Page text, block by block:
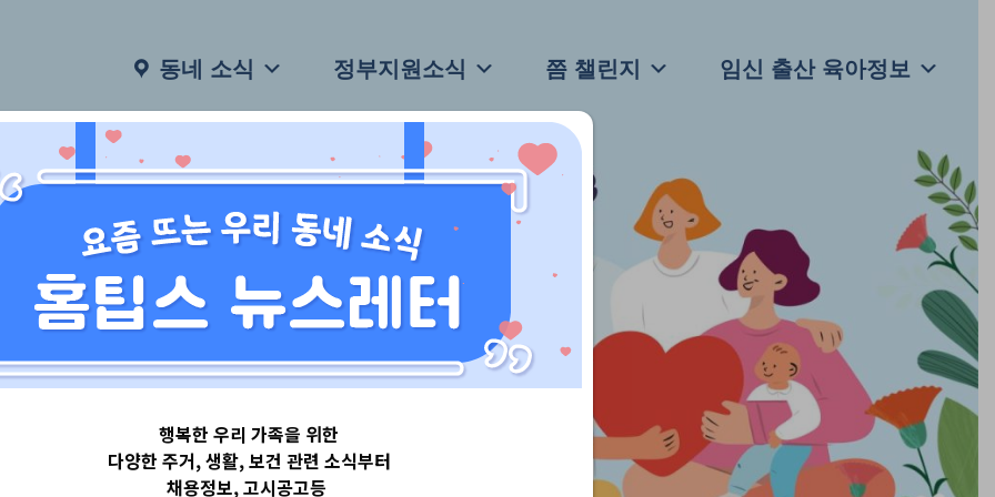
동네 소식 정부지원소식 쯤 챌린지 임신 출산 육아정보
행복한 우리 가족을 위한
다양한 주거, 생활, 보건 관련 소식부터
채용정보, 고시공고등